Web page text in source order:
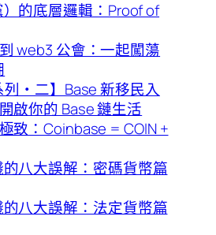
的底層邏輯：Proof of
web3 公會：一起闖蕩
列・二】Base 新移民入
啟你的 Base 鏈生活
致：Coinbase = COIN +
八大誤解：密碼貨幣篇
八大誤解：法定貨幣篇